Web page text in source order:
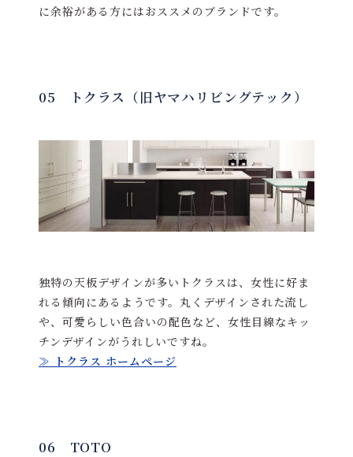
に余裕がある方にはおススメのブランドです。
05 トクラス（旧ヤマハリビングテック）
独特の天板デザインが多いトクラスは、女性に好ま
れる傾向にあるようです。丸くデザインされた流し
や、可愛らしい色合いの配色など、女性目線なキッ
チンデザインがうれしいですね。
≫ トクラス ホームページ
06 TOTO